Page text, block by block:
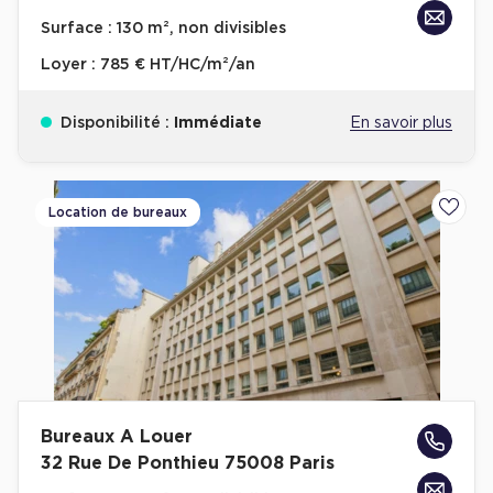
Achat de Bureaux à Rennes
Collections de Bureaux
Immeuble de bureaux avec services
Location bureaux Bellecour - Cordeliers (Lyon)
Haussmanniens
Location d'Entrepôts / Activités
Location d'Entrepôts / Activités à Aix-en-Provence
Surface : 130 m², non divisibles
Loyer : 785 € HT/HC/m²/an
Disponibilité : Immédiate En savoir plus
Location de bureaux
Bureaux A Louer
32 Rue De Ponthieu 75008 Paris